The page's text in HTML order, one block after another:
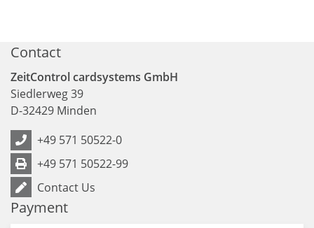
Contact
ZeitControl cardsystems GmbH
Siedlerweg 39
D-32429 Minden
+49 571 50522-0
+49 571 50522-99
Contact Us
Payment